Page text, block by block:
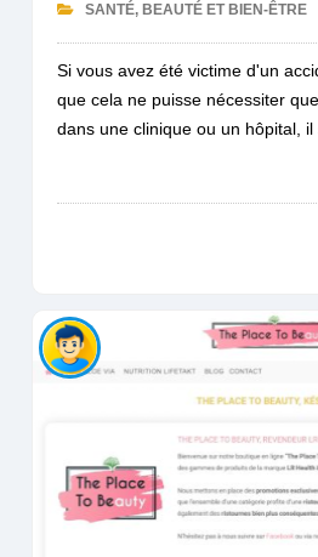
SANTÉ, BEAUTÉ ET BIEN-ÊTRE
Si vous avez été victime d'un
que cela ne puisse nécessiter
dans une clinique ou un hôpital, il